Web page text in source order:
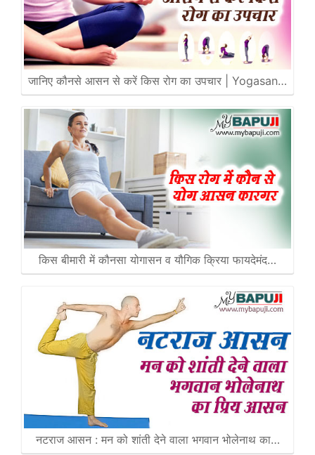
जानिए कौनसे आसन से करें किस रोग का उपचार | Yogasan…
किस बीमारी में कौनसा योगासन व यौगिक क्रिया फायदेमंद…
नटराज आसन : मन को शांती देने वाला भगवान भोलेनाथ का…